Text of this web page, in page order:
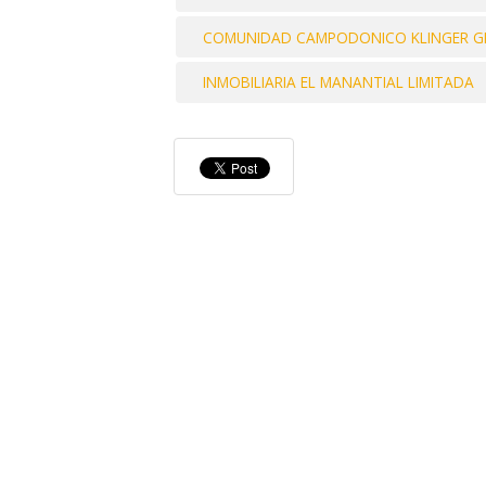
COMUNIDAD CAMPODONICO KLINGER
INMOBILIARIA EL MANANTIAL LIMITADA